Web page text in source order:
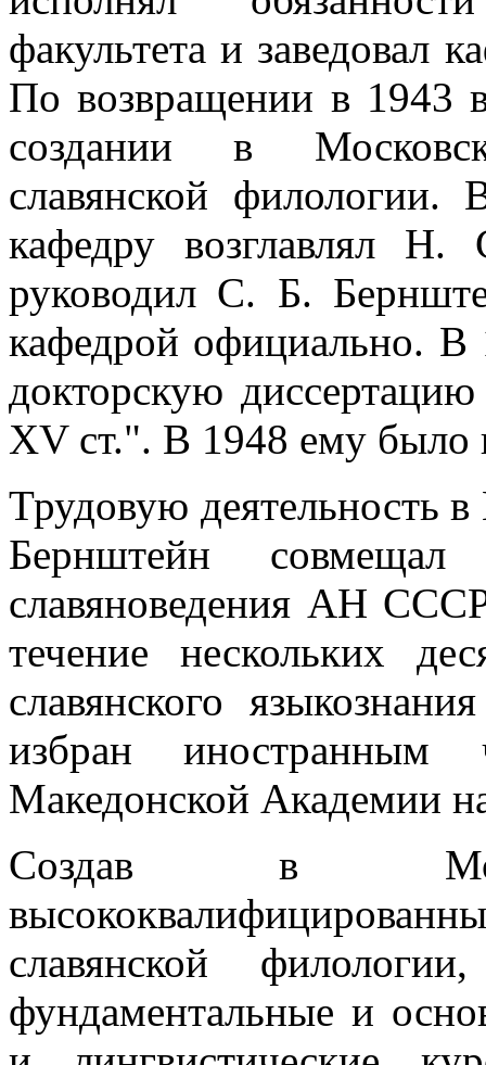
факультета и заведовал
По возвращении в 1943
создании в
славянской
кафедру возглавлял
руководил С. Б.
кафедрой официально.
докторскую
XV ст.". В 1948 ему было
Трудовую деятельность
Бернштейн
славяноведения АН
течение нескольких
славянского
избран
Македонской Академии
Создав в
славянской
фундаментальные и